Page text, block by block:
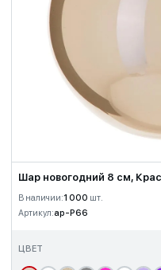
Шар новогодний 8 см,
В наличии:1 000 шт.
Артикул:ap-P66
ЦВЕТ